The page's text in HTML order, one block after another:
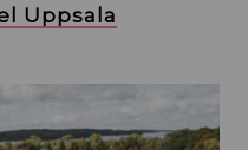
Uppsala